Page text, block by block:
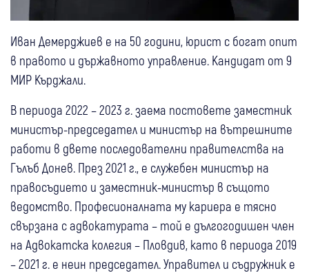
Иван Демерджиев е на 50 години, юрист с богат опит
в правото и държавното управление. Кандидат от 9
МИР Кърджали.
В периода 2022 – 2023 г. заема постовете заместник
министър-председател и министър на вътрешните
работи в двете последователни правителства на
Гълъб Донев. През 2021 г., е служебен министър на
правосъдието и заместник-министър в същото
ведомство. Професионалната му кариера е тясно
свързана с адвокатурата – той е дългогодишен член
на Адвокатска колегия – Пловдив, като в периода 2019
– 2021 г. е неин председател. Управител и съдружник е